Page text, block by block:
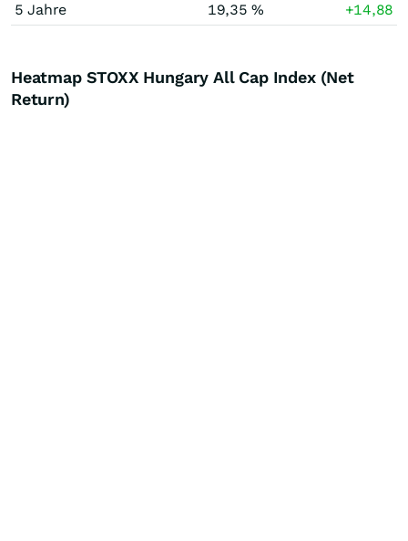
5 Jahre
19,35 % +14,88
Heatmap STOXX Hungary All Cap Index (Net
Return)